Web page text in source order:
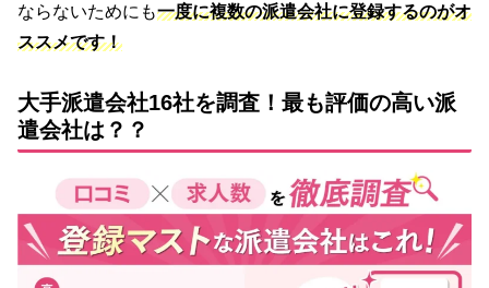
ならないためにも一度に複数の派遣会社に登録するのがオ
ススメです！
大手派遣会社16社を調査！最も評価の高い派
遣会社は？？